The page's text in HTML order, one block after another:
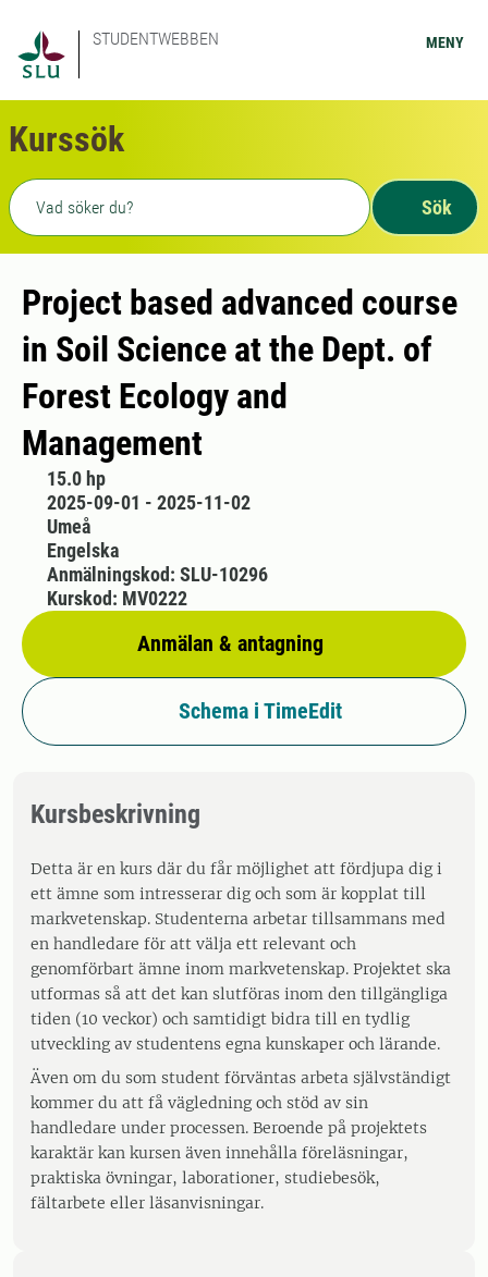
STUDENTWEBBEN MENY
Kurssök
Fritext sökning
Sök
Project based advanced course
in Soil Science at the Dept. of
Forest Ecology and
Management
15.0 hp
2025-09-01 - 2025-11-02
Umeå
Engelska
Anmälan & antagning
Anmälningskod: SLU-10296
Kurskod: MV0222
Schema i TimeEdit
Kursbeskrivning
Detta är en kurs där du får möjlighet att fördjupa dig i
ett ämne som intresserar dig och som är kopplat till
markvetenskap. Studenterna arbetar tillsammans med
en handledare för att välja ett relevant och
genomförbart ämne inom markvetenskap. Projektet ska
utformas så att det kan slutföras inom den tillgängliga
tiden (10 veckor) och samtidigt bidra till en tydlig
utveckling av studentens egna kunskaper och lärande.
Även om du som student förväntas arbeta självständigt
kommer du att få vägledning och stöd av sin
handledare under processen. Beroende på projektets
karaktär kan kursen även innehålla föreläsningar,
praktiska övningar, laborationer, studiebesök,
fältarbete eller läsanvisningar.